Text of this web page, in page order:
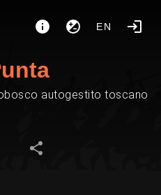
EN
autogestito toscano